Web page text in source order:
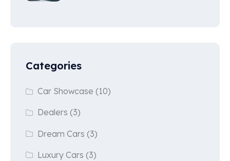
Categories
Car Showcase (10)
Dealers (3)
Dream Cars (3)
Luxury Cars (3)